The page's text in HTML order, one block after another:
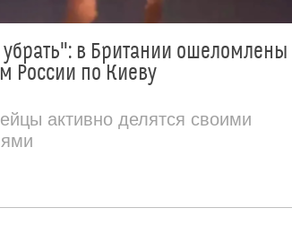
в Британии ошеломлены
России по Киеву
активно делятся своими